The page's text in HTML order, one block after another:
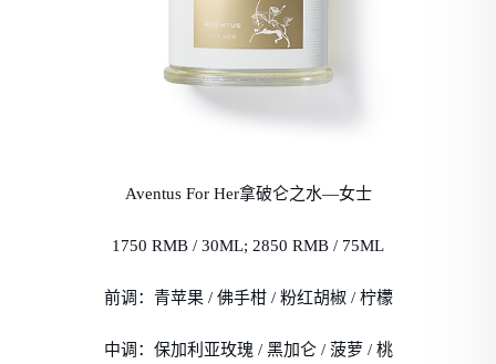
Aventus For Her拿破仑之水—女士
1750 RMB / 30ML; 2850 RMB / 75ML
前调：青苹果 / 佛手柑 / 粉红胡椒 / 柠檬
中调：保加利亚玫瑰 / 黑加仑 / 菠萝 / 桃